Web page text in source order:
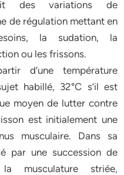
des variations de
de régulation mettant en
la sudation, la
ou les frissons.
d’une température
habillé, 32°C s’il est
moyen de lutter contre
est initialement une
musculaire. Dans sa
par une succession de
musculature striée,